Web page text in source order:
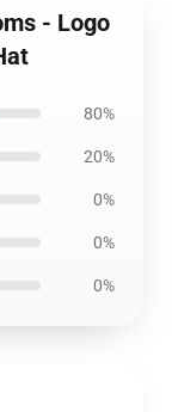
- Logo
80%
20%
0%
0%
0%